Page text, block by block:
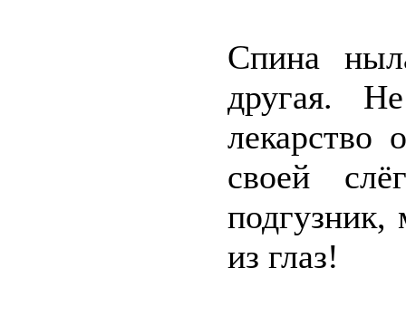
Спина
другая.
лекарство
своей
из глаз!